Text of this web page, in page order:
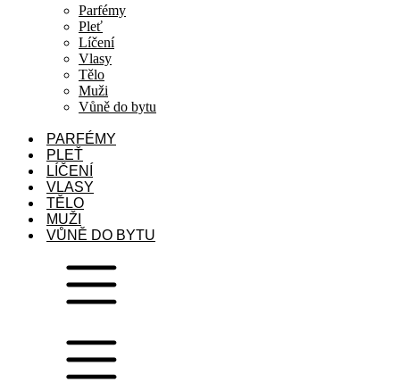
Parfémy
Pleť
Líčení
Vlasy
Tělo
Muži
Vůně do bytu
PARFÉMY
PLEŤ
LÍČENÍ
VLASY
TĚLO
MUŽI
VŮNĚ DO BYTU